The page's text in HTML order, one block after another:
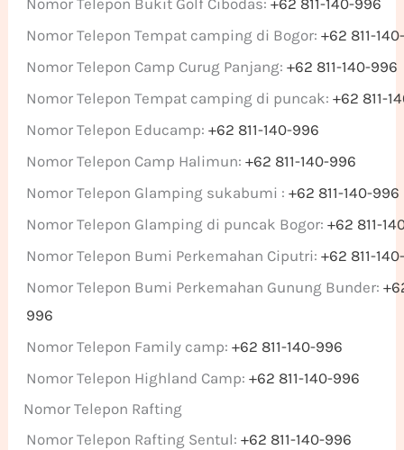
Nomor Telepon Tempat camping di Bogor:+62 811-
Nomor Telepon Camp Curug Panjang:+62 811-140-996
Nomor Telepon Tempat camping di puncak:+62 811-
Nomor Telepon Educamp:+62 811-140-996
Nomor Telepon Camp Halimun:+62 811-140-996
Nomor Telepon Glamping sukabumi :+62 811-140-996
Nomor Telepon Glamping di puncak Bogor:+62 811-
Nomor Telepon Bumi Perkemahan Ciputri:+62 811-
Nomor Telepon Bumi Perkemahan Gunung Bunder:
996
Nomor Telepon Family camp:+62 811-140-996
Nomor Telepon Highland Camp:+62 811-140-996
Nomor Telepon Rafting
Nomor Telepon Rafting Sentul:+62 811-140-996